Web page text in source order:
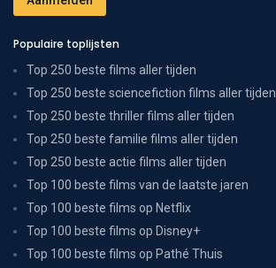
Populaire toplijsten
Top 250 beste films aller tijden
Top 250 beste sciencefiction films aller tijden
Top 250 beste thriller films aller tijden
Top 250 beste familie films aller tijden
Top 250 beste actie films aller tijden
Top 100 beste films van de laatste jaren
Top 100 beste films op Netflix
Top 100 beste films op Disney+
Top 100 beste films op Pathé Thuis